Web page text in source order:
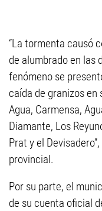
“La tormenta causó
de alumbrado en las
fenómeno se
caída de granizos en
Agua, Carmensa,
Diamante, Los
Prat y el
provincial.
Por su parte, el
de su cuenta oficial